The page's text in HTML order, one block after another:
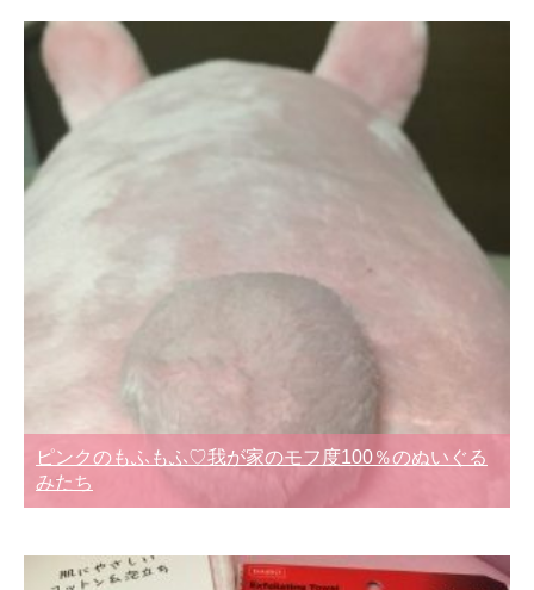
ピンクのもふもふ♡我が家のモフ度100％のぬいぐる
みたち